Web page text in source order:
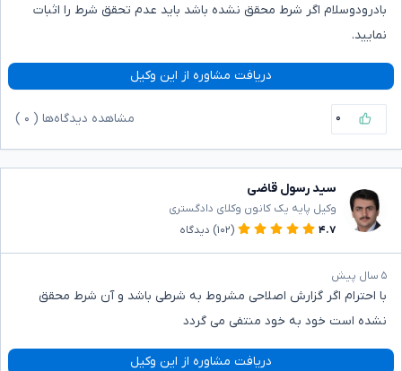
بادرودوسلام اگر شرط محقق نشده باشد باید عدم تحقق شرط را اثبات
نمایید.
دریافت مشاوره از این وکیل
۰ مشاهده دیدگاه‌ها ( ۰
سید رسول قاضی
وکیل پایه یک کانون وکلای دادگستری
۴.۷
(۱۰۲) دیدگاه
۵ سال پیش
با احترام اگر گزارش اصلاحی مشروط به شرطی باشد و آن شرط محقق
نشده است خود به خود منتفی می گردد
دریافت مشاوره از این وکیل